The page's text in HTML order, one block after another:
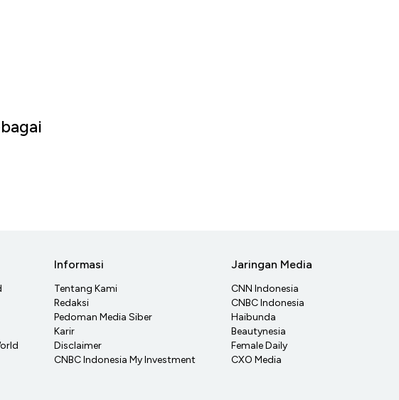
Informasi
Tentang Kami
Redaksi
Pedoman Media Siber
Karir
Disclaimer
CNBC Indonesia My Investment
Jaringan Media
CNN Indonesia
CNBC Indonesia
Haibunda
Beautynesia
Female Daily
CXO Media